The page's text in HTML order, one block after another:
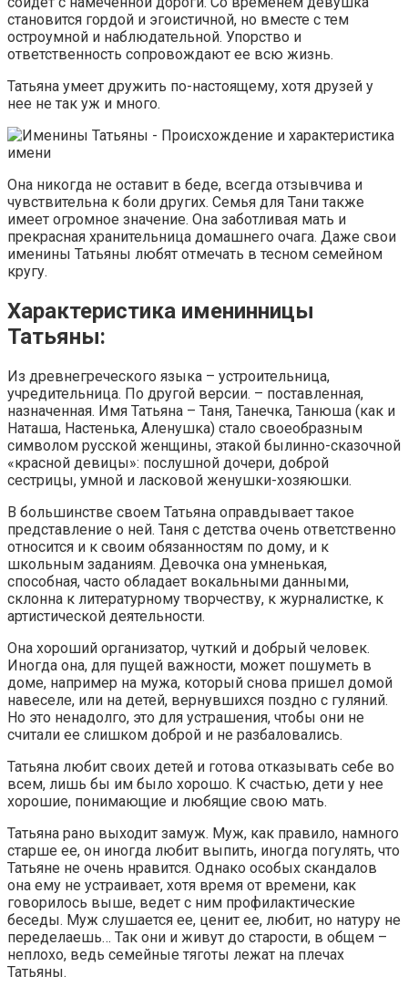
становится гордой и эгоистичной, но вместе с тем
остроумной и наблюдательной. Упорство и
ответственность сопровождают ее всю жизнь.
Татьяна умеет дружить по-настоящему, хотя друзей у
нее не так уж и много.
Она никогда не оставит в беде, всегда отзывчива и
чувствительна к боли других. Семья для Тани также
имеет огромное значение. Она заботливая мать и
прекрасная хранительница домашнего очага. Даже свои
именины Татьяны любят отмечать в тесном семейном
кругу.
Характеристика именинницы
Татьяны:
Из древнегреческого языка – устроительница,
учредительница. По другой версии. – поставленная,
назначенная. Имя Татьяна – Таня, Танечка, Танюша (как и
Наташа, Настенька, Аленушка) стало своеобразным
символом русской женщины, этакой былинно-сказочной
«красной девицы»: послушной дочери, доброй
сестрицы, умной и ласковой женушки-хозяюшки.
В большинстве своем Татьяна оправдывает такое
представление о ней. Таня с детства очень ответственно
относится и к своим обязанностям по дому, и к
школьным заданиям. Девочка она умненькая,
способная, часто обладает вокальными данными,
склонна к литературному творчеству, к журналистке, к
артистической деятельности.
Она хороший организатор, чуткий и добрый человек.
Иногда она, для пущей важности, может пошуметь в
доме, например на мужа, который снова пришел домой
навеселе, или на детей, вернувшихся поздно с гуляний.
Но это ненадолго, это для устрашения, чтобы они не
считали ее слишком доброй и не разбаловались.
Татьяна любит своих детей и готова отказывать себе во
всем, лишь бы им было хорошо. К счастью, дети у нее
хорошие, понимающие и любящие свою мать.
Татьяна рано выходит замуж. Муж, как правило, намного
старше ее, он иногда любит выпить, иногда погулять, что
Татьяне не очень нравится. Однако особых скандалов
она ему не устраивает, хотя время от времени, как
говорилось выше, ведет с ним профилактические
беседы. Муж слушается ее, ценит ее, любит, но натуру не
переделаешь… Так они и живут до старости, в общем –
неплохо, ведь семейные тяготы лежат на плечах
Татьяны.